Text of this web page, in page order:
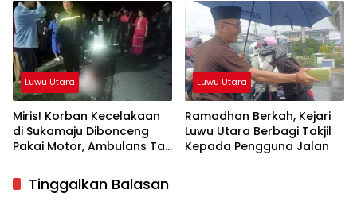
Sukamaju Beri Klarifikasi
Luwu Utara
Miris! Korban Kecelakaan
di Sukamaju Dibonceng
Pakai Motor, Ambulans Tak
Luwu Utara
Ramadhan Berkah, Kejari
Luwu Utara Berbagi Takjil
Kepada Pengguna Jalan
Tinggalkan Balasan